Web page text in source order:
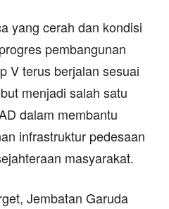
yang cerah dan kondisi
pembangunan
V terus berjalan sesuai
menjadi salah satu
dalam membantu
infrastruktur pedesaan
masyarakat.
Jembatan Garuda